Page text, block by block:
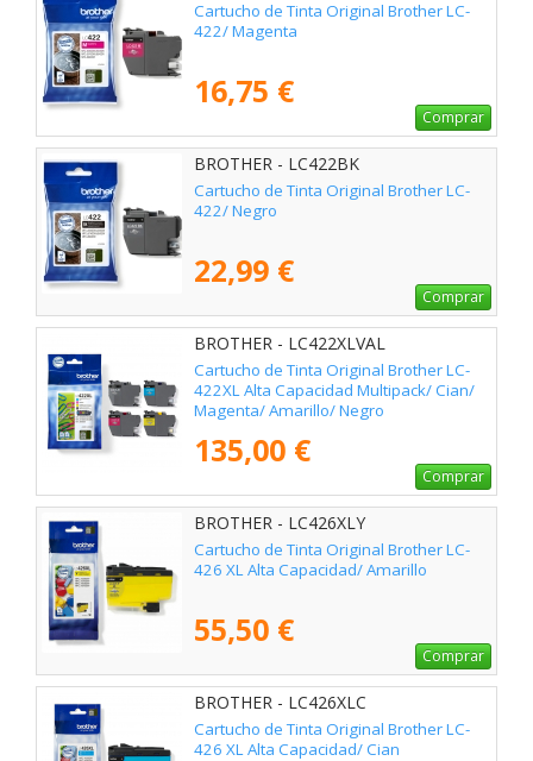
Cartucho de Tinta Original Brother LC-
422/ Magenta
16,75 €
Comprar
BROTHER - LC422BK
Cartucho de Tinta Original Brother LC-
422/ Negro
22,99 €
Comprar
BROTHER - LC422XLVAL
Cartucho de Tinta Original Brother LC-
422XL Alta Capacidad Multipack/ Cian/
Magenta/ Amarillo/ Negro
135,00 €
Comprar
BROTHER - LC426XLY
Cartucho de Tinta Original Brother LC-
426 XL Alta Capacidad/ Amarillo
55,50 €
Comprar
BROTHER - LC426XLC
Cartucho de Tinta Original Brother LC-
426 XL Alta Capacidad/ Cian